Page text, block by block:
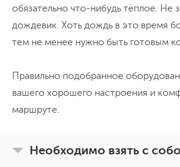
обязательно что-нибудь тёплое. Не
дождевик. Хоть дождь в это время
тем не менее нужно быть готовым
Правильно подобранное
вашего хорошего настроения и
маршруте.
Необходимо взять с